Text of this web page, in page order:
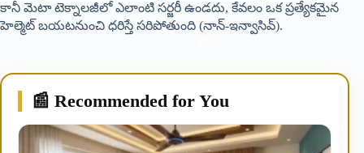
కానీ మెటా టెక్నాలజీలో ఎలాంటి సర్జరీ ఉండదు, కేవలం ఒక ప్రత్యేకమైన
హెల్మెట్ బయటనుంచి ధరిస్తే సరిపోతుంది (నాన్-ఇన్వాసివ్).
📰 Recommended for You